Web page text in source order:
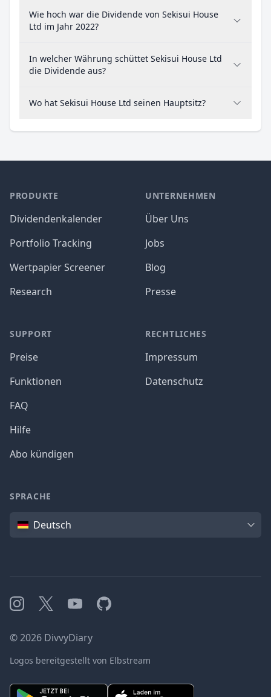
Wie hoch war die Dividende von Sekisui House
Ltd im Jahr 2022?
In welcher Währung schüttet Sekisui House Ltd
die Dividende aus?
Wo hat Sekisui House Ltd seinen Hauptsitz?
PRODUKTE
Dividendenkalender
Portfolio Tracking
Wertpapier Screener
Research
SUPPORT
Preise
Funktionen
FAQ
Hilfe
Abo kündigen
UNTERNEHMEN
Über Uns
Jobs
Blog
Presse
RECHTLICHES
Impressum
Datenschutz
SPRACHE
SpracheDeutsch
Instagram
X YouTubeGitHub
©2026 DivvyDiary
Logos bereitgestellt von Elbstream